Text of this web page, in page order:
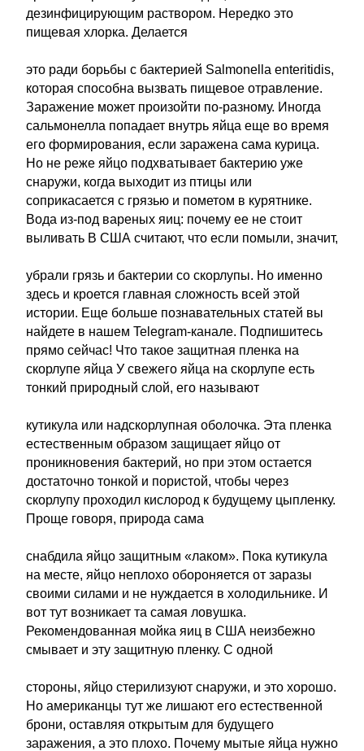
дезинфицирующим раствором. Нередко это
пищевая хлорка. Делается
это ради борьбы с бактерией Salmonella enteritidis,
которая способна вызвать пищевое отравление.
Заражение может произойти по-разному. Иногда
сальмонелла попадает внутрь яйца еще во время
его формирования, если заражена сама курица.
Но не реже яйцо подхватывает бактерию уже
снаружи, когда выходит из птицы или
соприкасается с грязью и пометом в курятнике.
Вода из-под вареных яиц: почему ее не стоит
выливать В США считают, что если помыли, значит,
убрали грязь и бактерии со скорлупы. Но именно
здесь и кроется главная сложность всей этой
истории. Еще больше познавательных статей вы
найдете в нашем Telegram-канале. Подпишитесь
прямо сейчас! Что такое защитная пленка на
скорлупе яйца У свежего яйца на скорлупе есть
тонкий природный слой, его называют
кутикула или надскорлупная оболочка. Эта пленка
естественным образом защищает яйцо от
проникновения бактерий, но при этом остается
достаточно тонкой и пористой, чтобы через
скорлупу проходил кислород к будущему цыпленку.
Проще говоря, природа сама
снабдила яйцо защитным «лаком». Пока кутикула
на месте, яйцо неплохо обороняется от заразы
своими силами и не нуждается в холодильнике. И
вот тут возникает та самая ловушка.
Рекомендованная мойка яиц в США неизбежно
смывает и эту защитную пленку. С одной
стороны, яйцо стерилизуют снаружи, и это хорошо.
Но американцы тут же лишают его естественной
брони, оставляя открытым для будущего
заражения, а это плохо. Почему мытые яйца нужно